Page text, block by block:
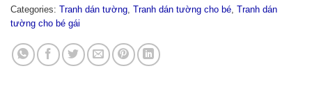
Categories: Tranh dán tường, Tranh dán tường cho bé, Tranh dán
tường cho bé gái